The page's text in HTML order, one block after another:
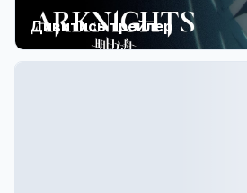
Дивитись трейлер